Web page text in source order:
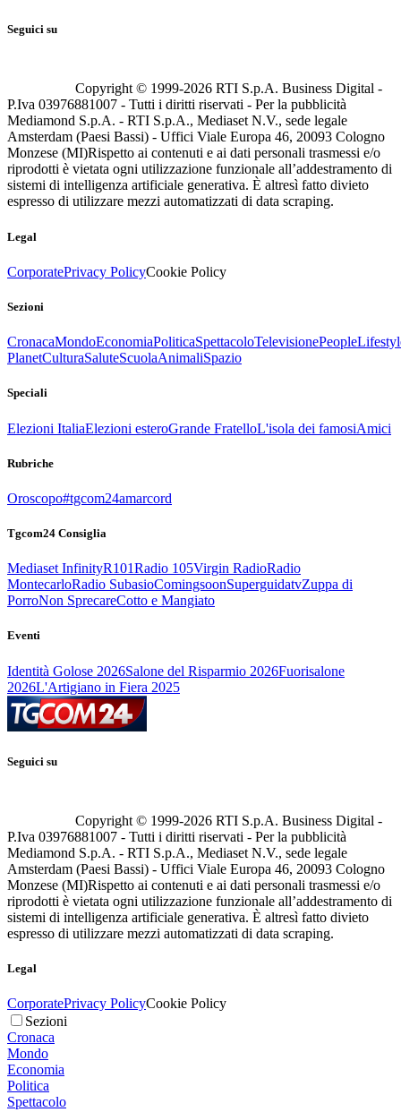
Seguici su
Copyright © 1999-2026 RTI S.p.A. Business Digital -
P.Iva 03976881007 - Tutti i diritti riservati - Per la pubblicità
Mediamond S.p.A. - RTI S.p.A., Mediaset N.V., sede legale
Amsterdam (Paesi Bassi) - Uffici Viale Europa 46, 20093 Cologno
Monzese (MI)Rispetto ai contenuti e ai dati personali trasmessi e/o
riprodotti è vietata ogni utilizzazione funzionale all’addestramento di
sistemi di intelligenza artificiale generativa. È altresì fatto divieto
espresso di utilizzare mezzi automatizzati di data scraping.
Legal
CorporatePrivacy PolicyCookie Policy
Sezioni
CronacaMondoEconomiaPoliticaSpettacoloTelevisionePeople
PlanetCulturaSaluteScuolaAnimaliSpazio
Speciali
Elezioni ItaliaElezioni esteroGrande FratelloL'isola dei famosiAmici
Rubriche
Oroscopo#tgcom24amarcord
Tgcom24 Consiglia
Mediaset InfinityR101Radio 105Virgin RadioRadio
MontecarloRadio SubasioComingsoonSuperguidatvZuppa di
PorroNon SprecareCotto e Mangiato
Eventi
Identità Golose 2026Salone del Risparmio 2026Fuorisalone
2026L'Artigiano in Fiera 2025
Seguici su
Copyright © 1999-2026 RTI S.p.A. Business Digital -
P.Iva 03976881007 - Tutti i diritti riservati - Per la pubblicità
Mediamond S.p.A. - RTI S.p.A., Mediaset N.V., sede legale
Amsterdam (Paesi Bassi) - Uffici Viale Europa 46, 20093 Cologno
Monzese (MI)Rispetto ai contenuti e ai dati personali trasmessi e/o
riprodotti è vietata ogni utilizzazione funzionale all’addestramento di
sistemi di intelligenza artificiale generativa. È altresì fatto divieto
espresso di utilizzare mezzi automatizzati di data scraping.
Legal
CorporatePrivacy PolicyCookie Policy
Sezioni
Cronaca
Mondo
Economia
Politica
Spettacolo